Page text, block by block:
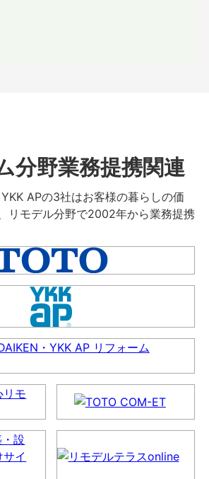
分野業務提携関連
APの3社はお客様の暮らしの価
リモデル分野で2002年から業務提携